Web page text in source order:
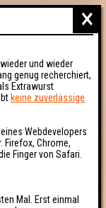
×
und wieder
genug recherchiert,
Extrawurst
keine zuverlässige
Webdevelopers
Firefox, Chrome,
Finger von Safari.
Mal. Erst einmal